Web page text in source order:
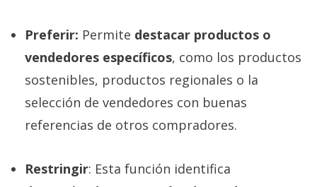
Preferir: Permite destacar productos o
vendedores específicos, como los productos
sostenibles, productos regionales o la
selección de vendedores con buenas
referencias de otros compradores.
Restringir: Esta función identifica